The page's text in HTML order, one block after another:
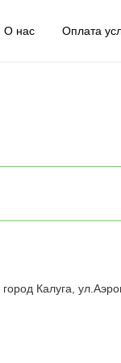
О нас Оплата
Калуга,